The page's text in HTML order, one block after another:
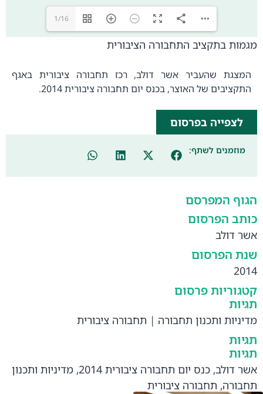
1/16
מגמות בתקציב התחבורה הציבורית
המצגת שהעביר אשר דולב, רכז תחבורה ציבורית באגף
התקציבים של האוצר, בכנס יום תחבורה ציבורית 2014.
לצפייה בפרסום
מוזמנים לשתף:
הגוף המפרסם
כותב הפרסום
אשר דולב
שנת הפרסום
2014
קטגוריות פרסום
תגיות
מדיניות ותכנון תחבורה | תחבורה ציבורית
תגיות
תגיות
אשר דולב, כנס יום תחבורה ציבורית 2014 , מדיניות ותכנון
תחבורה, תחבורה ציבורית